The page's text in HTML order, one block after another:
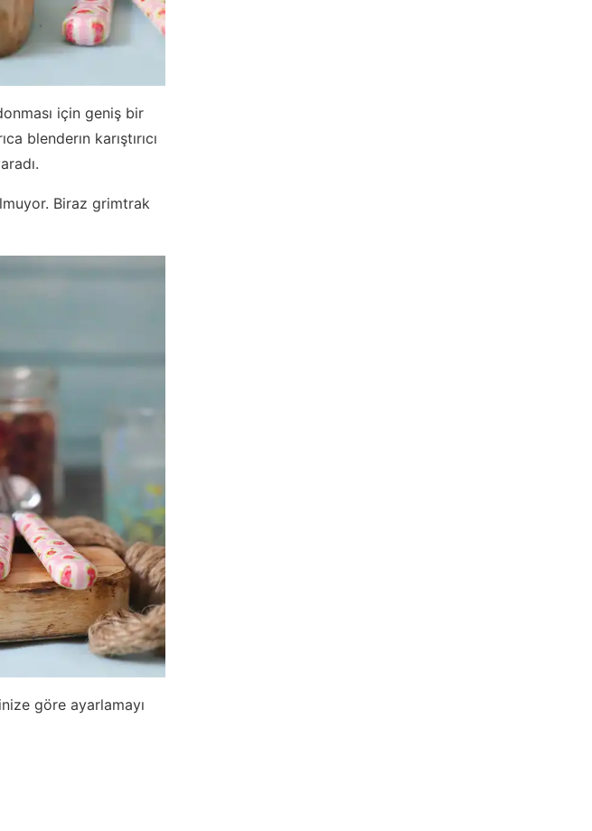
için geniş bir
blenderın karıştırıcı
Biraz grimtrak
göre ayarlamayı